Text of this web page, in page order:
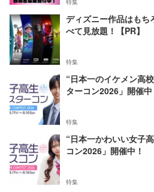
特集
ディズニー作品はもち
べて見放題！【PR】
特集
“日本一のイケメン高
ターコン2026」開催中
特集
“日本一かわいい女子
コン2026」開催中！
特集